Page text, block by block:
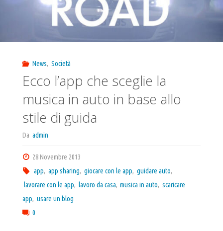
News, Società
Ecco l’app che sceglie la
musica in auto in base allo
stile di guida
Da admin
28 Novembre 2013
app, app sharing, giocare con le app, guidare auto,
lavorare con le app, lavoro da casa, musica in auto, scaricare
app, usare un blog
0